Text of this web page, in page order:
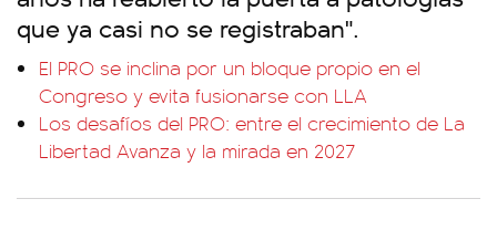
que ya casi no se registraban".
El PRO se inclina por un bloque propio en el
Congreso y evita fusionarse con LLA
Los desafíos del PRO: entre el crecimiento de La
Libertad Avanza y la mirada en 2027